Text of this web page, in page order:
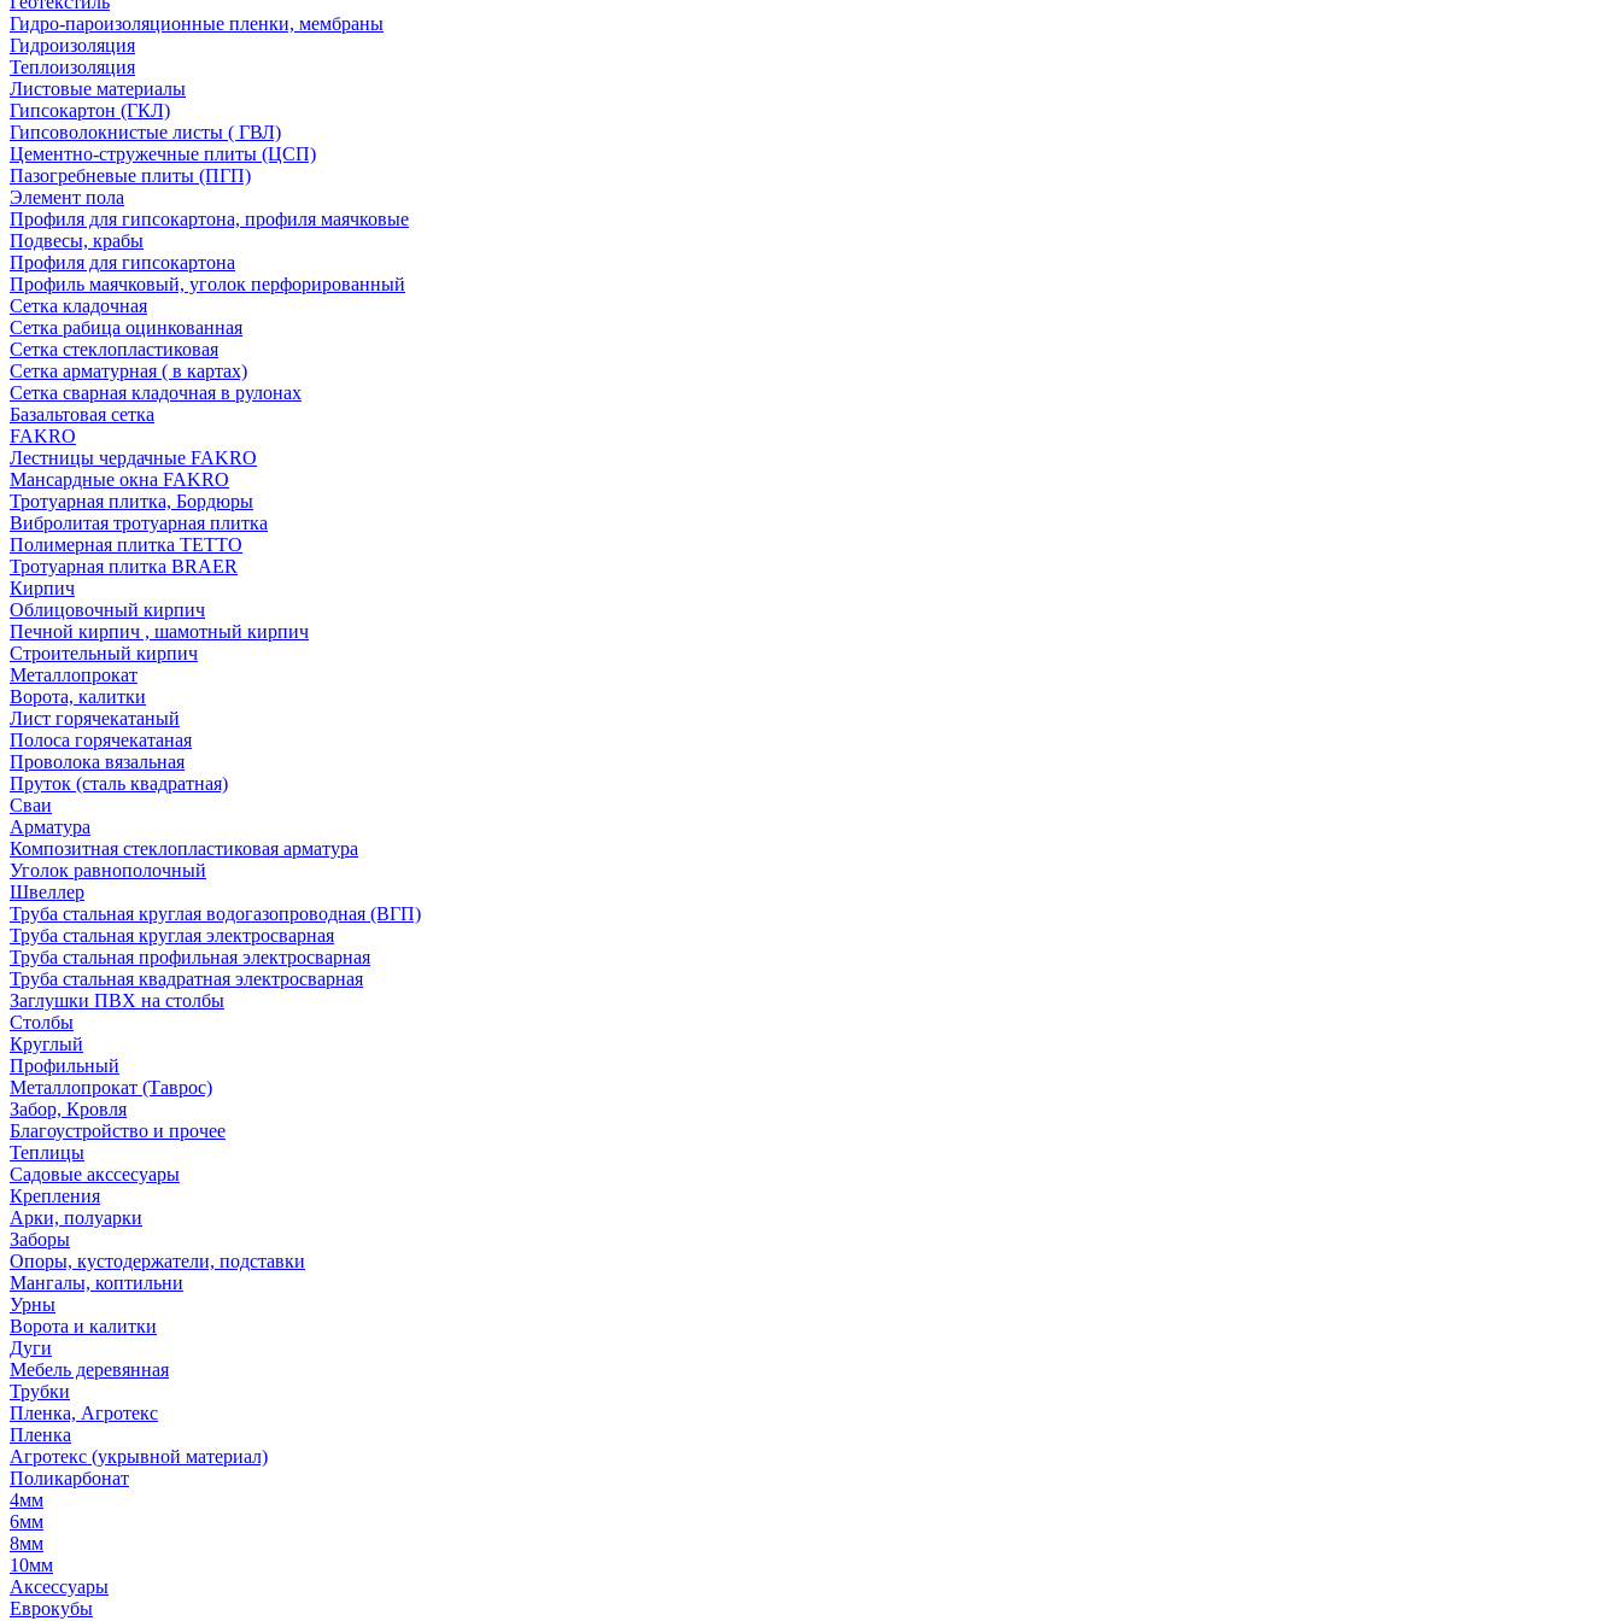
Гидро-пароизоляционные пленки, мембраны
Гидроизоляция
Теплоизоляция
Листовые материалы
Гипсокартон (ГКЛ)
Гипсоволокнистые листы ( ГВЛ)
Цементно-стружечные плиты (ЦСП)
Пазогребневые плиты (ПГП)
Элемент пола
Профиля для гипсокартона, профиля маячковые
Подвесы, крабы
Профиля для гипсокартона
Профиль маячковый, уголок перфорированный
Сетка кладочная
Сетка рабица оцинкованная
Сетка стеклопластиковая
Сетка арматурная ( в картах)
Сетка сварная кладочная в рулонах
Базальтовая сетка
FAKRO
Лестницы чердачные FAKRO
Мансардные окна FAKRO
Тротуарная плитка, Бордюры
Вибролитая тротуарная плитка
Полимерная плитка TETTO
Тротуарная плитка BRAER
Кирпич
Облицовочный кирпич
Печной кирпич , шамотный кирпич
Строительный кирпич
Металлопрокат
Ворота, калитки
Лист горячекатаный
Полоса горячекатаная
Проволока вязальная
Пруток (сталь квадратная)
Сваи
Арматура
Композитная стеклопластиковая арматура
Уголок равнополочный
Швеллер
Труба стальная круглая водогазопроводная (ВГП)
Труба стальная круглая электросварная
Труба стальная профильная электросварная
Труба стальная квадратная электросварная
Заглушки ПВХ на столбы
Столбы
Круглый
Профильный
Металлопрокат (Таврос)
Забор, Кровля
Благоустройство и прочее
Теплицы
Садовые акссесуары
Крепления
Арки, полуарки
Заборы
Опоры, кустодержатели, подставки
Мангалы, коптильни
Урны
Ворота и калитки
Дуги
Мебель деревянная
Трубки
Пленка, Агротекс
Пленка
Агротекс (укрывной материал)
Поликарбонат
4мм
6мм
8мм
10мм
Аксессуары
Еврокубы